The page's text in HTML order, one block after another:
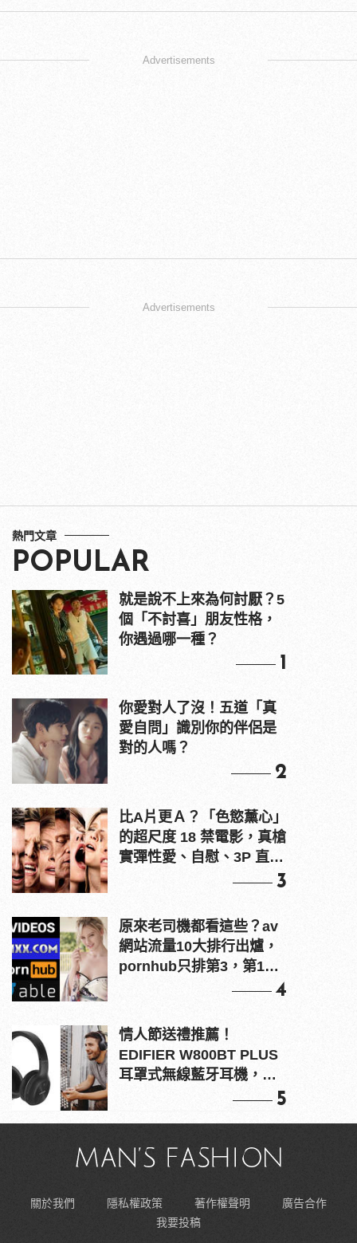
Advertisements
Advertisements
熱門文章
POPULAR
就是說不上來為何討厭？5
個「不討喜」朋友性格，
你遇過哪一種？
1
你愛對人了沒！五道「真
愛自問」識別你的伴侶是
對的人嗎？
2
比A片更Ａ？「色慾薰心」
的超尺度 18 禁電影，真槍
實彈性愛、自慰、3P 直接
3
原來老司機都看這些？av
網站流量10大排行出爐，
pornhub只排第3，第1名
4
情人節送禮推薦！
EDIFIER W800BT PLUS
耳罩式無線藍牙耳機，在
5
關於我們 隱私權政策 著作權聲明
廣告合作
我要投稿